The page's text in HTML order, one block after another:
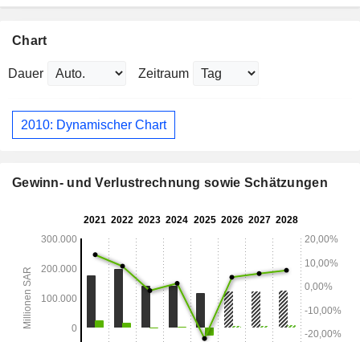
Chart
Dauer Zeitraum
2010: Dynamischer Chart
Gewinn- und Verlustrechnung sowie Schätzungen